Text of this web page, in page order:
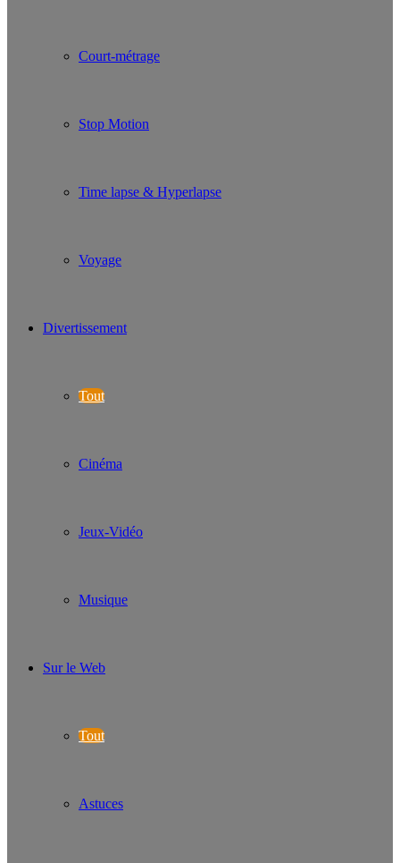
Court-métrage
Stop Motion
Time lapse & Hyperlapse
Voyage
Divertissement
Tout
Cinéma
Jeux-Vidéo
Musique
Sur le Web
Tout
Astuces